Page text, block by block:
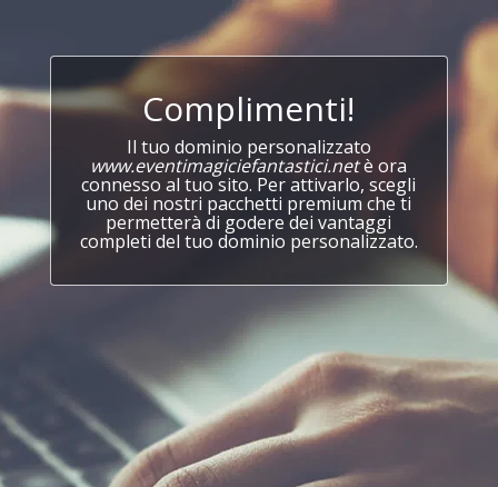
Complimenti!
Il tuo dominio personalizzato
www.eventimagiciefantastici.netè ora
connesso al tuo sito. Per attivarlo, scegli
uno dei nostri pacchetti premium che ti
permetterà di godere dei vantaggi
completi del tuo dominio personalizzato.